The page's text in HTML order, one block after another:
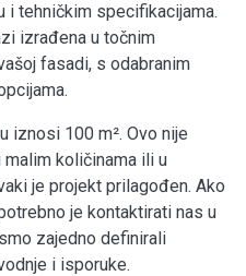
i tehničkim specifikacijama.
izrađena u točnim
fasadi, s odabranim
iznosi 100 m². Ovo nije
količinama ili u
je projekt prilagođen. Ako
je kontaktirati nas u
zajedno definirali
i isporuke.